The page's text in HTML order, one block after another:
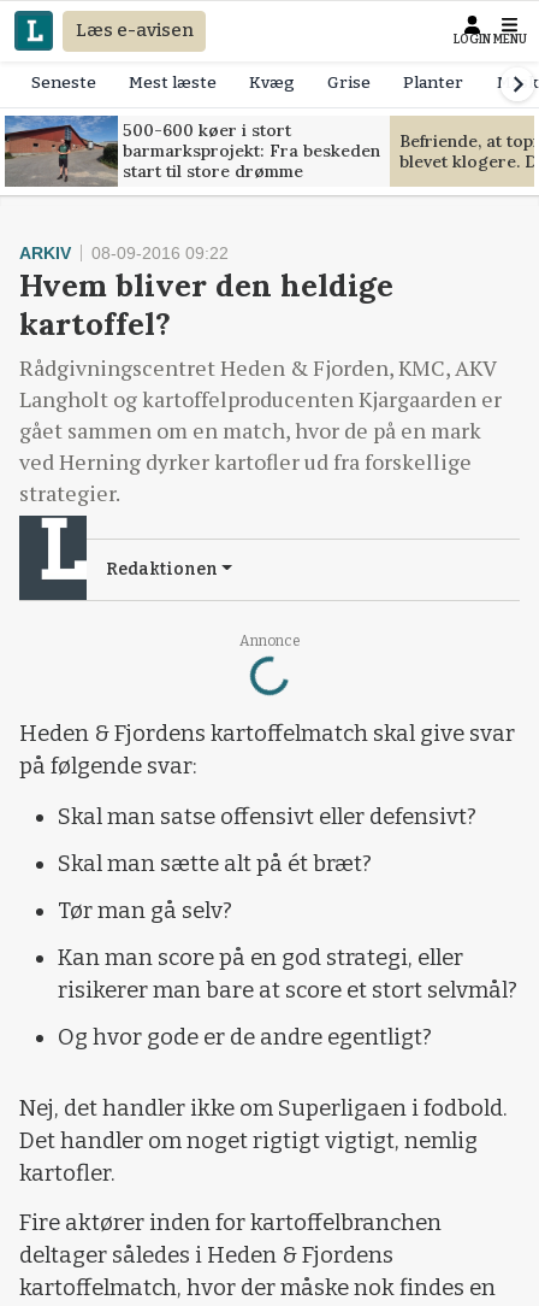
Læs e-avisen LOGIN MENU
Seneste Mest læste Kvæg Grise Planter
500-600 køer i stort
barmarksprojekt: Fra beskeden
start til store drømme
Befriende, at
blevet klogere.
Annonce
Loading...
ARKIV 08-09-2016 09:22
Hvem bliver den heldige
kartoffel?
Rådgivningscentret Heden & Fjorden, KMC, AKV
Langholt og kartoffelproducenten Kjargaarden er
gået sammen om en match, hvor de på en mark
ved Herning dyrker kartofler ud fra forskellige
strategier.
Redaktionen
Heden & Fjordens kartoffelmatch skal give svar
på følgende svar:
Skal man satse offensivt eller defensivt?
Skal man sætte alt på ét bræt?
Tør man gå selv?
Kan man score på en god strategi, eller
risikerer man bare at score et stort selvmål?
Og hvor gode er de andre egentligt?
Nej, det handler ikke om Superligaen i fodbold.
Det handler om noget rigtigt vigtigt, nemlig
kartofler.
Fire aktører inden for kartoffelbranchen
deltager således i Heden & Fjordens
kartoffelmatch, hvor der måske nok findes en